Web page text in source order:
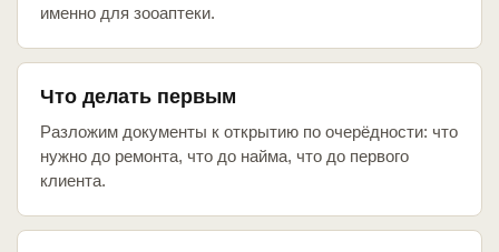
именно для зооаптеки.
Что делать первым
Разложим документы к открытию по очерёдности: что
нужно до ремонта, что до найма, что до первого
клиента.